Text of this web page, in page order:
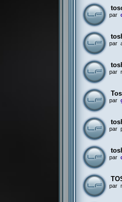
par
par
par
par
par
par
par